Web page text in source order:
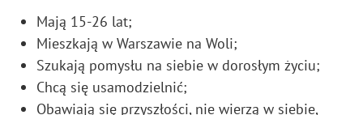
Mają 15-26 lat;
Mieszkają w Warszawie na Woli;
Szukają pomysłu na siebie w dorosłym życiu;
Chcą się usamodzielnić;
Obawiają się przyszłości, nie wierzą w siebie,